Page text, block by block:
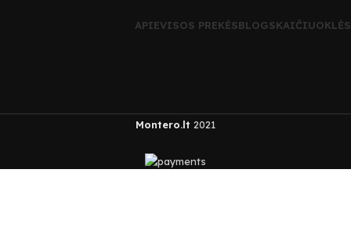
APIEVISOS PREKĖSBLOGSKAIČIUOKLĖS
Montero.lt 2021